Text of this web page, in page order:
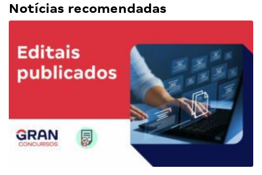
Notícias recomendadas